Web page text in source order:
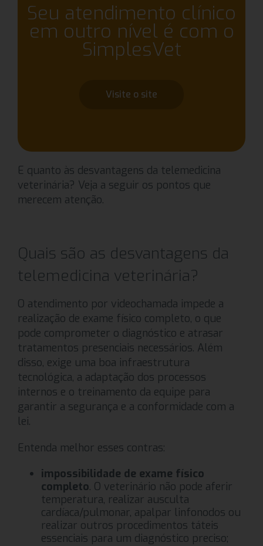
Seu atendimento clínico
em outro nível é com o
SimplesVet
Visite o site
E quanto às desvantagens da telemedicina
veterinária? Veja a seguir os pontos que
merecem atenção.
Quais são as desvantagens da
telemedicina veterinária?
O atendimento por videochamada impede a
realização de exame físico completo, o que
pode comprometer o diagnóstico e atrasar
tratamentos presenciais necessários. Além
disso, exige uma boa infraestrutura
tecnológica, a adaptação dos processos
internos e o treinamento da equipe para
garantir a segurança e a conformidade com a
lei.
Entenda melhor esses contras:
impossibilidade de exame físico
completo. O veterinário não pode aferir
temperatura, realizar ausculta
cardíaca/pulmonar, apalpar linfonodos ou
realizar outros procedimentos táteis
essenciais para um diagnóstico preciso;